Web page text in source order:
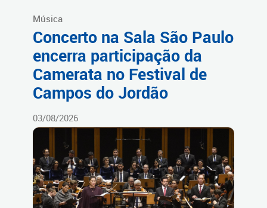
Música
Concerto na Sala São Paulo
encerra participação da
Camerata no Festival de
Campos do Jordão
03/08/2026